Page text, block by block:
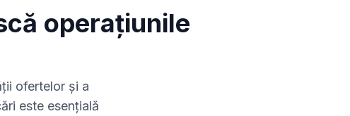
operațiunile
ofertelor și a
este esențială